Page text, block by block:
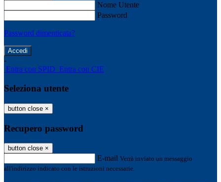
Nome Utente
Password
Password dimenticata?
-
Entra con SPID Entra con CIE
Seleziona utente
button close ×
Recupero password
button close ×
E-mail Verrà inviato un messaggio
all'indirizzo indicato con le istruzioni necessarie.